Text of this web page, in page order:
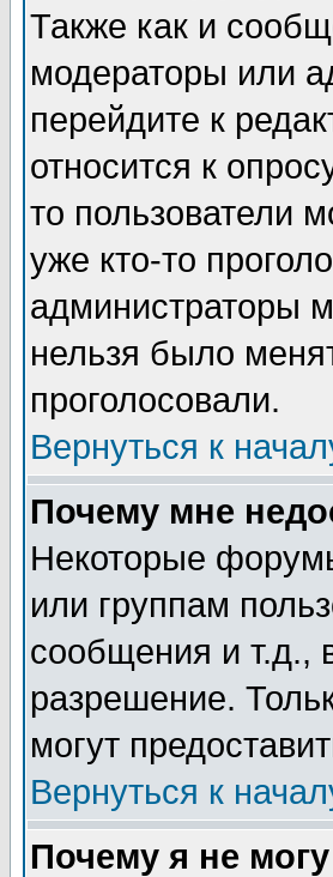
Также как и
модераторы или
перейдите к
относится к
то пользователи
уже кто-то
администраторы
нельзя было
проголосовали.
Вернуться к
Почему мне
Некоторые
или группам
сообщения и т.д.,
разрешение.
могут
Вернуться к
Почему я не